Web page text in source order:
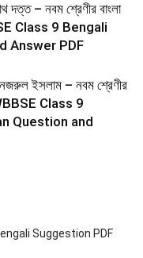
দত্ত – নবম শ্রেণীর বাংলা
Class 9 Bengali
Answer PDF
নজরুল ইসলাম – নবম শ্রেণীর
Class 9
Question and
Bengali Suggestion PDF